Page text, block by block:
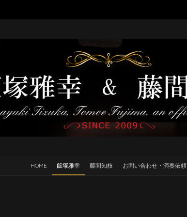
HOME 飯塚雅幸 藤間知枝 お問い合わせ・演奏依頼